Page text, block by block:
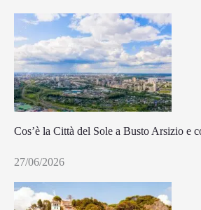
Cos’è la Città del Sole a Busto Arsizio e
27/06/2026